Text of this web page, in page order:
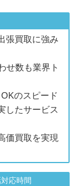
張買取に強み
せ数も業界ト
のスピード
したサービス
価買取を実現
応時間